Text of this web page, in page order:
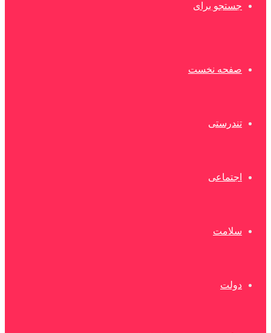
جستجو برای
صفحه نخست
تندرستی
اجتماعی
سلامت
دولت